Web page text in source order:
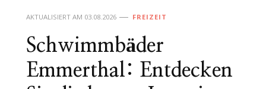
AKTUALISIERT AM 03.08.2026 FREIZEIT
Schwimmbäder
Emmerthal: Entdecken